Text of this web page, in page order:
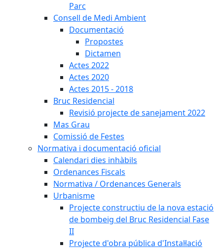
Parc
Consell de Medi Ambient
Documentació
Propostes
Dictamen
Actes 2022
Actes 2020
Actes 2015 - 2018
Bruc Residencial
Revisió projecte de sanejament 2022
Mas Grau
Comissió de Festes
Normativa i documentació oficial
Calendari dies inhàbils
Ordenances Fiscals
Normativa / Ordenances Generals
Urbanisme
Projecte constructiu de la nova estació
de bombeig del Bruc Residencial Fase
II
Projecte d'obra pública d'Instal·lació